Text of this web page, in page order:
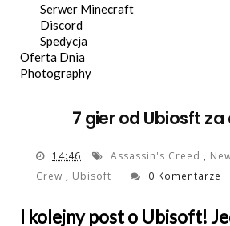
Serwer Minecraft
Discord
Spedycja
Oferta Dnia
Photography
7 gier od Ubiosft
14:46 Assassin's Creed ,
Crew , Ubisoft 0 Komentarze
I kolejny post o Ubisoft!